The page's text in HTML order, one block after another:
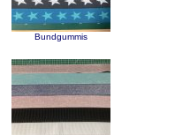
Bundgummis